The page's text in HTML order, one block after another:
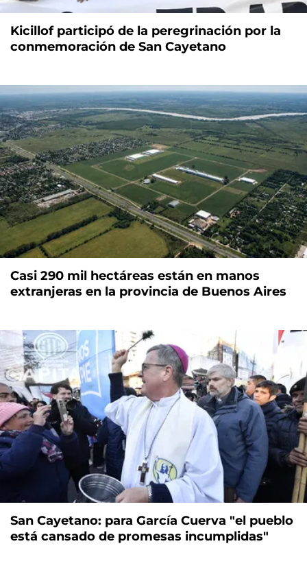
Kicillof participó de la peregrinación por la
conmemoración de San Cayetano
Casi 290 mil hectáreas están en manos
extranjeras en la provincia de Buenos Aires
San Cayetano: para García Cuerva "el pueblo
está cansado de promesas incumplidas"